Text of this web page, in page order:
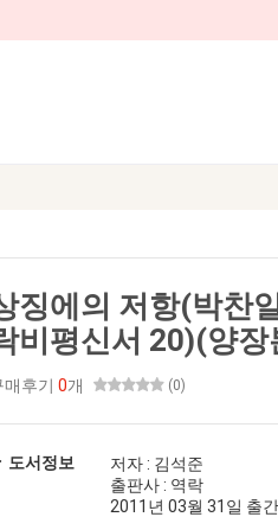
징에의 저항(박찬
비평신서 20)(양
매후기 0개 (0)
ㆍ도서정보
저자 : 김석준
출판사 : 역락
2011년 03월 31일 출